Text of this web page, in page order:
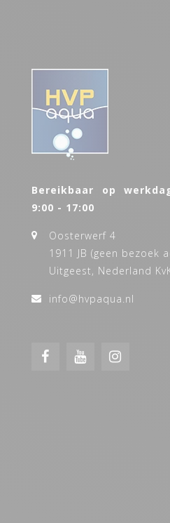
Bereikbaar op
9:00 - 17:00
Oosterwerf 4
1911 JB (geen bezoek
Uitgeest, Nederland
info@hvpaqua.nl